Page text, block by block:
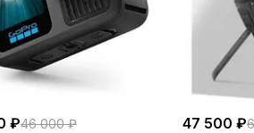
₽46 000 ₽
47 500 ₽